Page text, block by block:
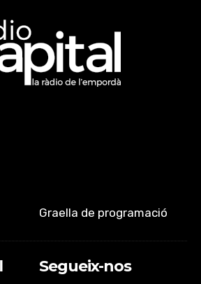
Graella de programació
Segueix-nos